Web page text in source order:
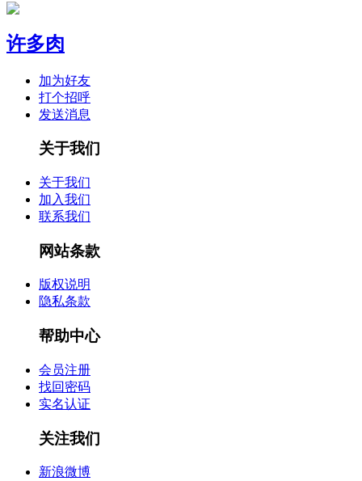
许多肉
加为好友
打个招呼
发送消息
关于我们
关于我们
加入我们
联系我们
网站条款
版权说明
隐私条款
帮助中心
会员注册
找回密码
实名认证
关注我们
新浪微博